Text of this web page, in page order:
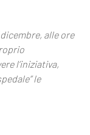
alle ore
l’iniziativa,
le